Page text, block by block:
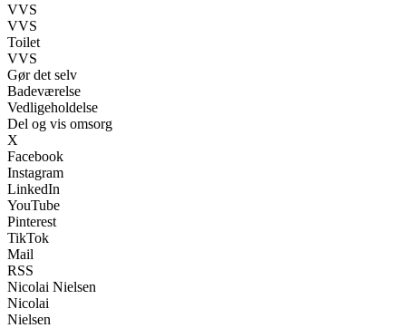
VVS
VVS
Toilet
VVS
Gør det selv
Badeværelse
Vedligeholdelse
Del og vis omsorg
X
Facebook
Instagram
LinkedIn
YouTube
Pinterest
TikTok
Mail
RSS
Nicolai Nielsen
Nicolai
Nielsen